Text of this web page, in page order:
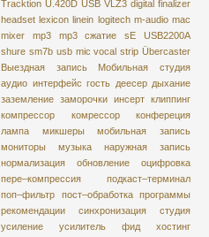
Tracktion U.420D USB VLZ3 digital finalizer
headset lexicon linein logitech m-audio mac
mixer
mp3 mp3 сжатие
sE USB2200A
shure sm7b usb mic vocal strip Übercaster
Выездная запись
Мобильная студия
аудио интерфейс гость деесер дыхание
заземление заморочки инсерт клиппинг
компрессор
комрессор
конфереция
лампа
микшеры
мобильная запись
мониторы
музыка
наружная запись
нормализация
обновление
оцифровкa
пере–компрессия
подкаст–терминал
поп–фильтр
пост–обработка
программы
рекомендации
синхронизация
студия
усиление
усилитель фид хостинг